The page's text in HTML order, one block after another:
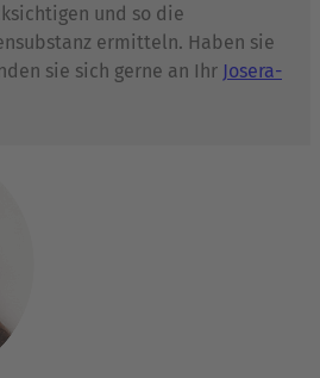
und so die
ermitteln. Haben sie
sie sich gerne an Ihr Josera-